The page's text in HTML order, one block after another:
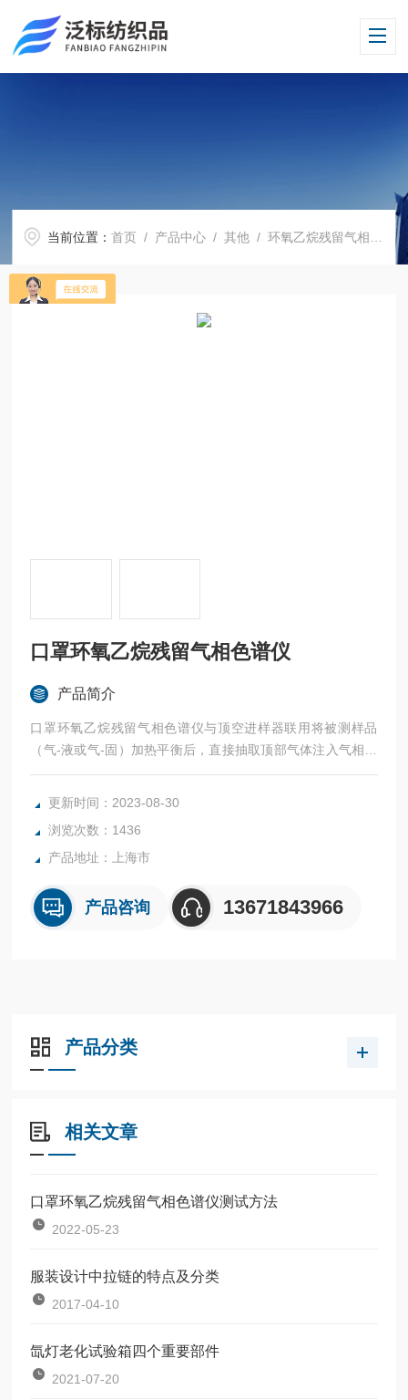
当前位置：首页 / 产品中心 /其他 /环氧乙烷残留气相色谱仪
口罩环氧乙烷残留气相色谱仪
产品简介
口罩环氧乙烷残留气相色谱仪与顶空进样器联用将被测样品
（气-液或气-固）加热平衡后，直接抽取顶部气体注入气相色
谱仪，利用高灵敏度氢火焰（FID）检测器检测其残留溶剂的
组分与含量。
更新时间：2023-08-30
浏览次数：1436
产品地址：上海市
产品咨询 13671843966
产品分类
相关文章
口罩环氧乙烷残留气相色谱仪测试方法
2022-05-23
服装设计中拉链的特点及分类
2017-04-10
氙灯老化试验箱四个重要部件
2021-07-20